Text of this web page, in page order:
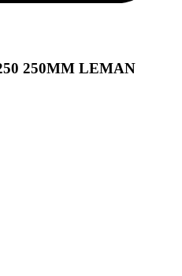
250MM LEMAN